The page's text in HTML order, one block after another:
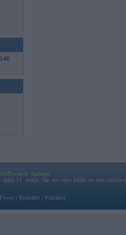
darbojas
gada 14. maija. Tas nav auto klubs un nav saistīts
Kontakti Reklāma